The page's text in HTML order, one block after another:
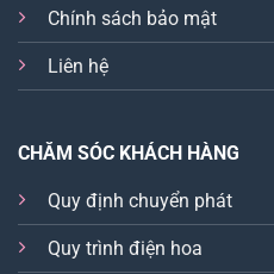
Chính sách bảo mật
Liên hệ
CHĂM SÓC KHÁCH HÀNG
Quy định chuyển phát
Quy trình điện hoa